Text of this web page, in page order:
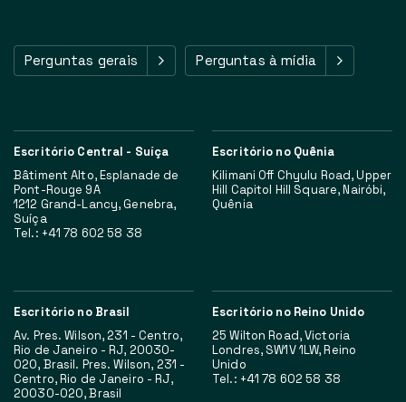
Perguntas gerais Perguntas à mídia
Escritório Central - Suíça
Bâtiment Alto, Esplanade de
Pont-Rouge 9A
1212 Grand-Lancy, Genebra,
Suíça
Tel.: +41 78 602 58 38
Escritório no Quênia
Kilimani Off Chyulu Road, Upper
Hill Capitol Hill Square, Nairóbi,
Quênia
Escritório no Brasil
Av. Pres. Wilson, 231 - Centro,
Rio de Janeiro - RJ, 20030-
020, Brasil. Pres. Wilson, 231 -
Centro, Rio de Janeiro - RJ,
20030-020, Brasil
Escritório no Reino Unido
25 Wilton Road, Victoria
Londres, SW1V 1LW, Reino
Unido
Tel.: +41 78 602 58 38